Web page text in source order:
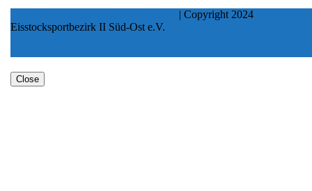
| Copyright 2024
Eisstocksportbezirk II Süd-Ost e.V.
Close